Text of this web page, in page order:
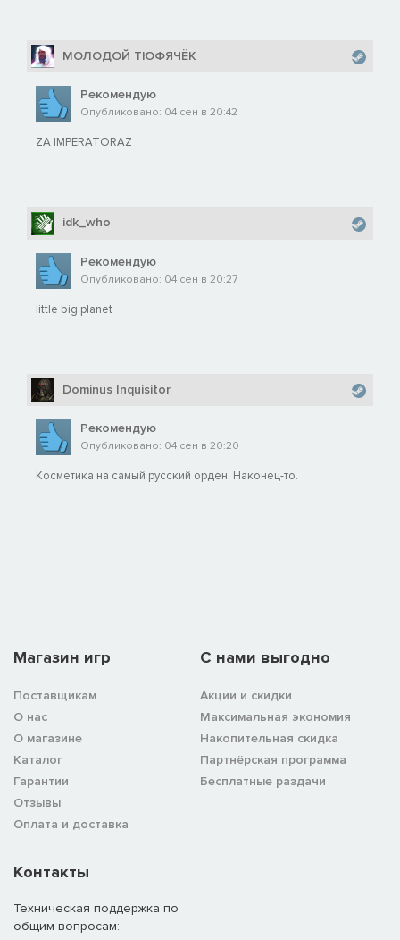
МОЛОДОЙ ТЮФЯЧЁК
Рекомендую
Опубликовано: 04 сен в 20:42
ZA IMPERATORAZ
idk_who
Рекомендую
Опубликовано: 04 сен в 20:27
little big planet
Dominus Inquisitor
Рекомендую
Опубликовано: 04 сен в 20:20
Косметика на самый русский орден. Наконец-то.
Магазин игр
Поставщикам
О нас
О магазине
Каталог
Гарантии
Отзывы
Оплата и доставка
C нами выгодно
Акции и скидки
Максимальная экономия
Накопительная скидка
Партнёрская программа
Бесплатные раздачи
Контакты
Техническая поддержка по
общим вопросам: